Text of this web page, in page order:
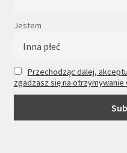
Jestem
Przechodząc dalej,
zgadzasz się na